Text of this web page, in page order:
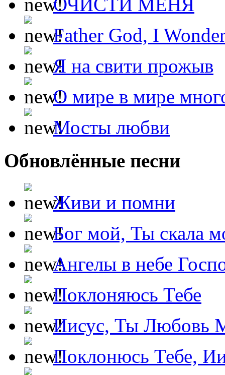
ОЧИСТИ МЕНЯ
Father God, I
Я на свити прожыв
О мире в мире
Мосты любви
Обновлённые песни
Живи и помни
Бог мой, Ты скала
Ангелы в небе
Поклоняюсь Тебе
Иисус, Ты Любовь
Поклонюсь Тебе,